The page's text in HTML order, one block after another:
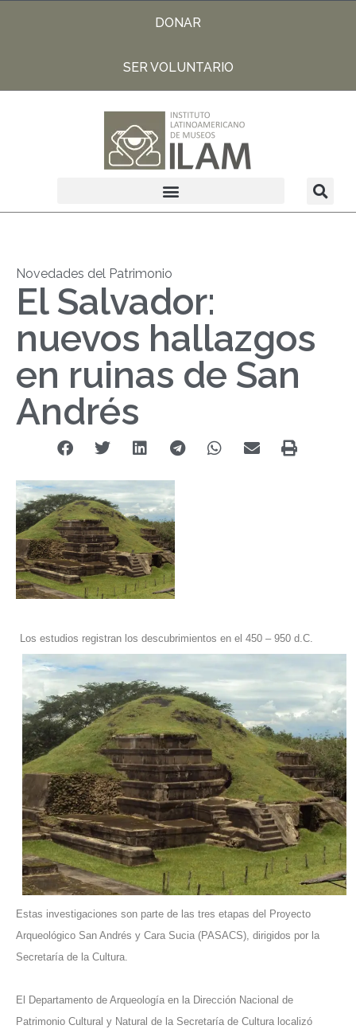
DONAR
SER VOLUNTARIO
Novedades del Patrimonio
El Salvador:
nuevos hallazgos
en ruinas de San
Andrés
Los estudios registran los descubrimientos en el 450 – 950 d.C.
Estas investigaciones son parte de las tres etapas del Proyecto
Arqueológico San Andrés y Cara Sucia (PASACS), dirigidos por la
Secretaría de la Cultura.
El Departamento de Arqueología en la Dirección Nacional de
Patrimonio Cultural y Natural de la Secretaría de Cultura localizó